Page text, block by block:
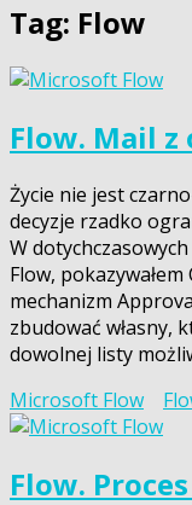
Tag: Flow
Flow. Mail z
Życie nie jest
decyzje rzadko
W
Flow,
mechanizm
zbudować własny,
dowolnej listy
Microsoft Flow
Flow.